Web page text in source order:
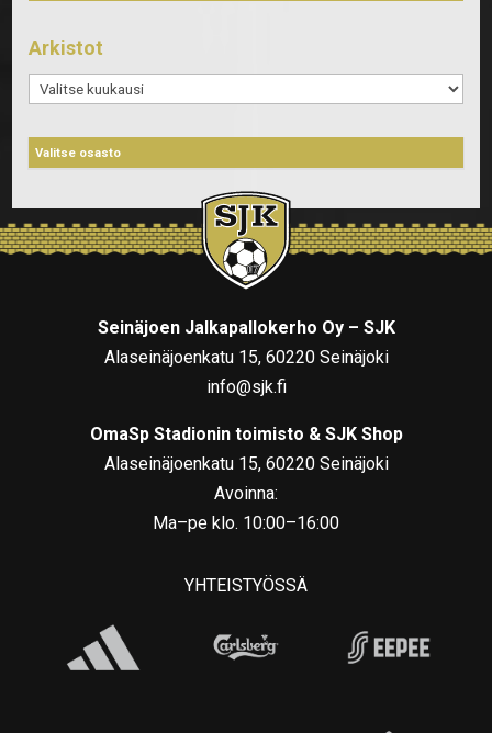
Arkistot
Arkistot
Seinäjoen Jalkapallokerho Oy – SJK
Alaseinäjoenkatu 15, 60220 Seinäjoki
info@sjk.fi
OmaSp Stadionin toimisto & SJK Shop
Alaseinäjoenkatu 15, 60220 Seinäjoki
Avoinna:
Ma–pe klo. 10:00–16:00
YHTEISTYÖSSÄ